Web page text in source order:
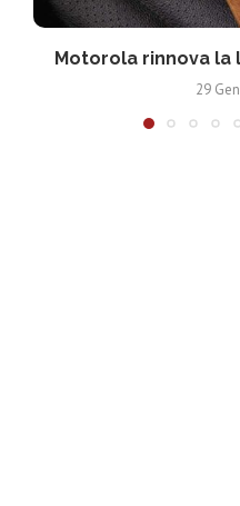
Motorola rinnova la
29